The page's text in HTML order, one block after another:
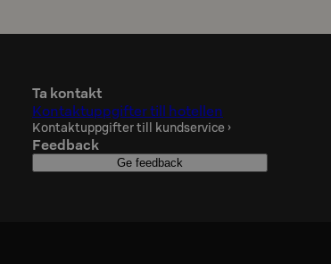
Ta kontakt
Kontaktuppgifter till hotellen
Kontaktuppgifter till kundservice ›
Feedback
Ge feedback